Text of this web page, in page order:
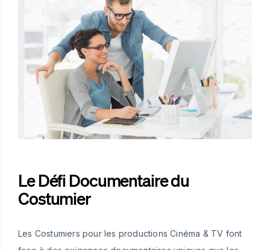
Le Défi Documentaire du
Costumier
Les Costumiers pour les productions Cinéma & TV font